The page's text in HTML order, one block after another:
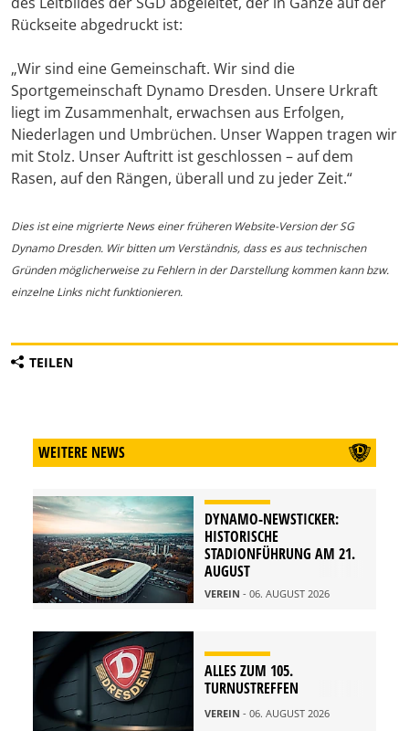
Rückseite abgedruckt ist:
„Wir sind eine Gemeinschaft. Wir sind die
Sportgemeinschaft Dynamo Dresden. Unsere Urkraft
liegt im Zusammenhalt, erwachsen aus Erfolgen,
Niederlagen und Umbrüchen. Unser Wappen tragen wir
mit Stolz. Unser Auftritt ist geschlossen – auf dem
Rasen, auf den Rängen, überall und zu jeder Zeit.“
Dies ist eine migrierte News einer früheren Website-Version der SG
Dynamo Dresden. Wir bitten um Verständnis, dass es aus technischen
Gründen möglicherweise zu Fehlern in der Darstellung kommen kann bzw.
einzelne Links nicht funktionieren.
TEILEN
WEITERE NEWS
DYNAMO-NEWSTICKER:
HISTORISCHE
STADIONFÜHRUNG AM 21.
AUGUST
VEREIN - 06. AUGUST 2026
ALLES ZUM 105.
TURNUSTREFFEN
VEREIN - 06. AUGUST 2026